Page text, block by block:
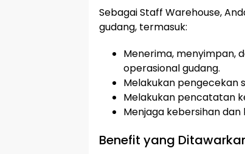
Sebagai Staff Warehouse,
gudang, termasuk:
Menerima, menyimpan,
operasional gudang.
Melakukan pengecekan
Melakukan pencatatan
Menjaga kebersihan
Benefit yang